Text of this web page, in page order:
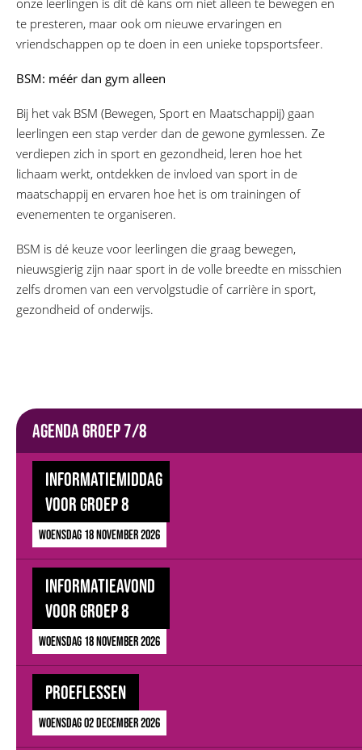
te presteren, maar ook om nieuwe ervaringen en
vriendschappen op te doen in een unieke topsportsfeer.
BSM: méér dan gym alleen
Bij het vak BSM (Bewegen, Sport en Maatschappij) gaan
leerlingen een stap verder dan de gewone gymlessen. Ze
verdiepen zich in sport en gezondheid, leren hoe het
lichaam werkt, ontdekken de invloed van sport in de
maatschappij en ervaren hoe het is om trainingen of
evenementen te organiseren.
BSM is dé keuze voor leerlingen die graag bewegen,
nieuwsgierig zijn naar sport in de volle breedte en misschien
zelfs dromen van een vervolgstudie of carrière in sport,
gezondheid of onderwijs.
Agenda groep 7/8
Informatiemiddag
voor groep 8
woensdag 18 november 2026
Informatieavond
voor groep 8
woensdag 18 november 2026
Proeflessen
woensdag 02 december 2026